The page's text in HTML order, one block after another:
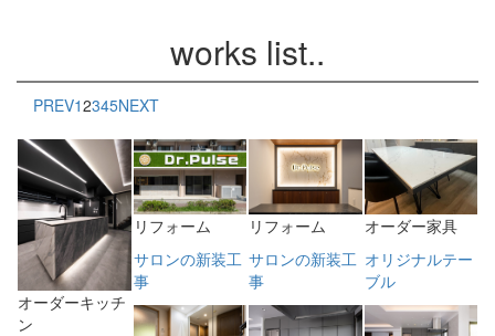
works list..
PREV12345NEXT
オーダーキッチ
ン
リフォーム
サロンの新装工
事
リフォーム
サロンの新装工
事
オーダー家具
オリジナルテー
ブル